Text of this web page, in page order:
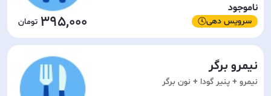
ناموجود
سرویس دهی 395,000
نیمرو برگر
نیمرو + پنیر گودا + نون برگر